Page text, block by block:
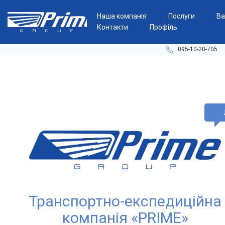
Наша компанія Послуги
Контакти
Профіль
095-10-20-705
Транспортно-експедиційна
компанія «PRIME»